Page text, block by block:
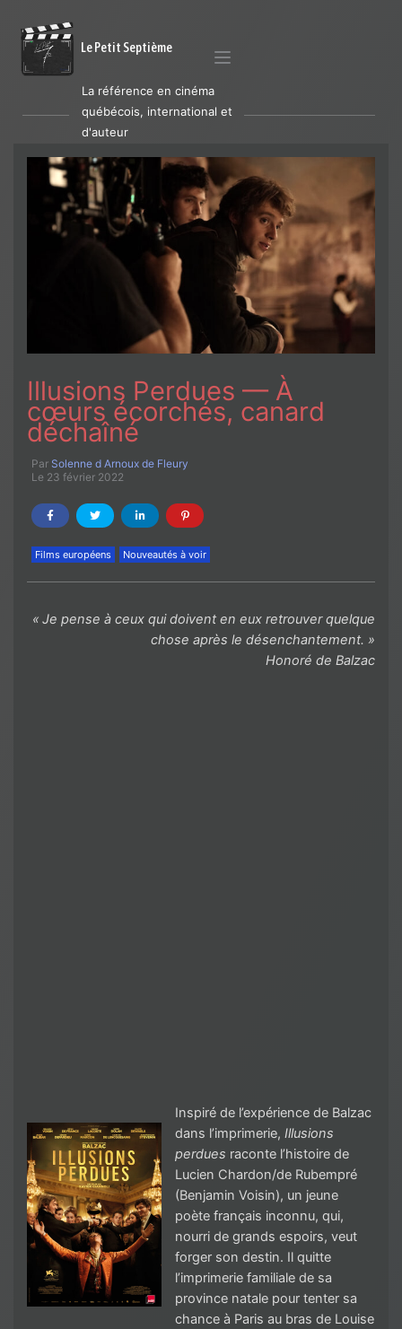
Le Petit Septième
La référence en cinéma
québécois, international et
d'auteur
Illusions Perdues — À
cœurs écorchés, canard
déchaîné
Par Solenne d Arnoux de Fleury
Le 23 février 2022
Films européens Nouveautés à voir
« Je pense à ceux qui doivent en eux retrouver quelque
chose après le désenchantement. »
Honoré de Balzac
Inspiré de l’expérience de Balzac
dans l’imprimerie, Illusions
perdues raconte l’histoire de
Lucien Chardon/de Rubempré
(Benjamin Voisin), un jeune
poète français inconnu, qui,
nourri de grands espoirs, veut
forger son destin. Il quitte
l’imprimerie familiale de sa
province natale pour tenter sa
chance à Paris au bras de Louise